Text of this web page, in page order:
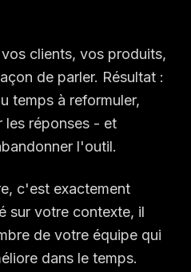
clients, vos produits,
de parler. Résultat :
temps à reformuler,
les réponses - et
l'outil.
c'est exactement
sur votre contexte, il
de votre équipe qui
dans le temps.